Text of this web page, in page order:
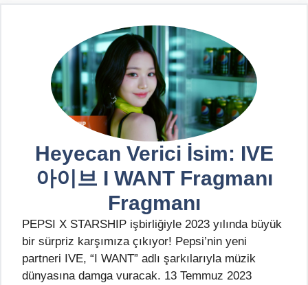
Heyecan Verici İsim: IVE
아이브 I WANT Fragmanı
Fragmanı
PEPSI X STARSHIP işbirliğiyle 2023 yılında büyük
bir sürpriz karşımıza çıkıyor! Pepsi’nin yeni
partneri IVE, “I WANT” adlı şarkılarıyla müzik
dünyasına damga vuracak. 13 Temmuz 2023